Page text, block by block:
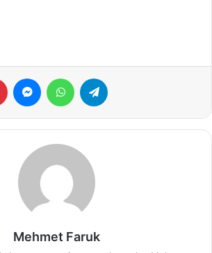
Pinterest MessengerWhatsApp
Mehmet Faruk